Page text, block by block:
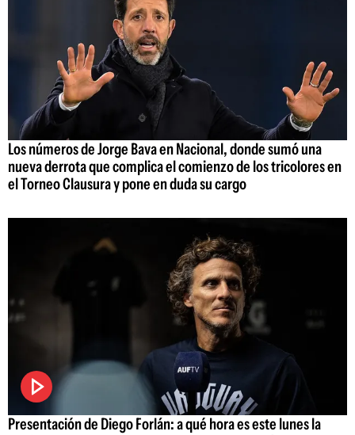
Los números de Jorge Bava en Nacional, donde sumó una
nueva derrota que complica el comienzo de los tricolores en
el Torneo Clausura y pone en duda su cargo
Presentación de Diego Forlán: a qué hora es este lunes la